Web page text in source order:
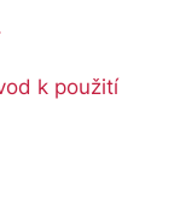
k použití